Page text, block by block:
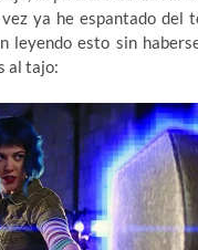
ya he espantado del
leyendo esto sin
al tajo: